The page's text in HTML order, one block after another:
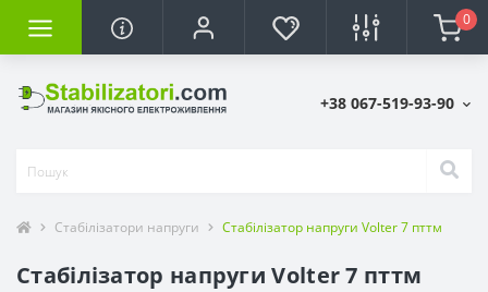
0
+38 067-519-93-90
Стабілізатори напруги Стабілізатор напруги Volter 7 пттм
Стабілізатор напруги Volter 7 пттм